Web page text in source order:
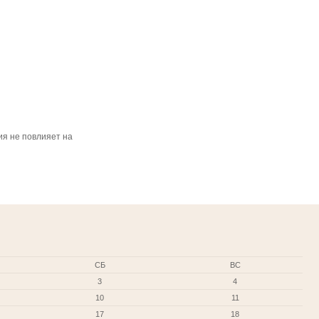
не повлияет на
СБ
ВС
3
4
10
11
17
18